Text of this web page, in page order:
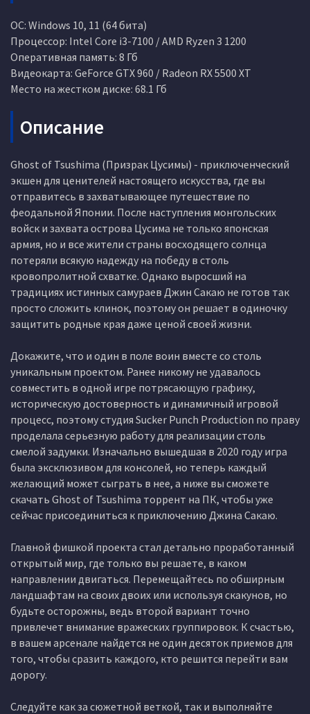
ОС: Windows 10, 11 (64 бита)
Процессор: Intel Core i3-7100 / AMD Ryzen 3 1200
Оперативная память: 8 Гб
Видеокарта: GeForce GTX 960 / Radeon RX 5500 XT
Место на жестком диске: 68.1 Гб
Описание
Ghost of Tsushima (Призрак Цусимы) - приключенческий
экшен для ценителей настоящего искусства, где вы
отправитесь в захватывающее путешествие по
феодальной Японии. После наступления монгольских
войск и захвата острова Цусима не только японская
армия, но и все жители страны восходящего солнца
потеряли всякую надежду на победу в столь
кровопролитной схватке. Однако выросший на
традициях истинных самураев Джин Сакаю не готов так
просто сложить клинок, поэтому он решает в одиночку
защитить родные края даже ценой своей жизни.
Докажите, что и один в поле воин вместе со столь
уникальным проектом. Ранее никому не удавалось
совместить в одной игре потрясающую графику,
историческую достоверность и динамичный игровой
процесс, поэтому студия Sucker Punch Production по праву
проделала серьезную работу для реализации столь
смелой задумки. Изначально вышедшая в 2020 году игра
была эксклюзивом для консолей, но теперь каждый
желающий может сыграть в нее, а ниже вы сможете
скачать Ghost of Tsushima торрент на ПК, чтобы уже
сейчас присоединиться к приключению Джина Сакаю.
Главной фишкой проекта стал детально проработанный
открытый мир, где только вы решаете, в каком
направлении двигаться. Перемещайтесь по обширным
ландшафтам на своих двоих или используя скакунов, но
будьте осторожны, ведь второй вариант точно
привлечет внимание вражеских группировок. К счастью,
в вашем арсенале найдется не один десяток приемов для
того, чтобы сразить каждого, кто решится перейти вам
дорогу.
Следуйте как за сюжетной веткой, так и выполняйте